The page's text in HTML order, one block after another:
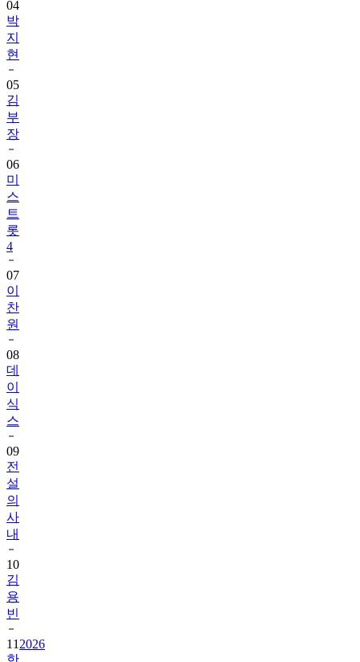
04
박
지
현
05
김
부
장
06
미
스
트
롯
4
07
이
찬
원
08
데
이
식
스
09
전
설
의
사
내
10
김
용
빈
11 2026
한